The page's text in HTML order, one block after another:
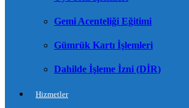
Gemi Acenteliği Eğitimi
Gümrük Kartı İşlemleri
Dahilde İşleme İzni (DİR)
Hizmetler